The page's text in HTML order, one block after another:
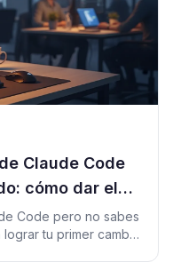
Claude Code
cómo dar el
Code pero no sabes
tu primer cambio